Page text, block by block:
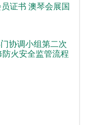
证书 澳琴会展国
协调小组第二次
火安全监管流程